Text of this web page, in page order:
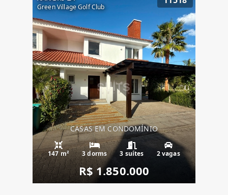
Green Village Golf Club
CASAS EM CONDOMÍNIO
147 m² 3 dorms 3 suítes 2 vagas
R$ 1.850.000